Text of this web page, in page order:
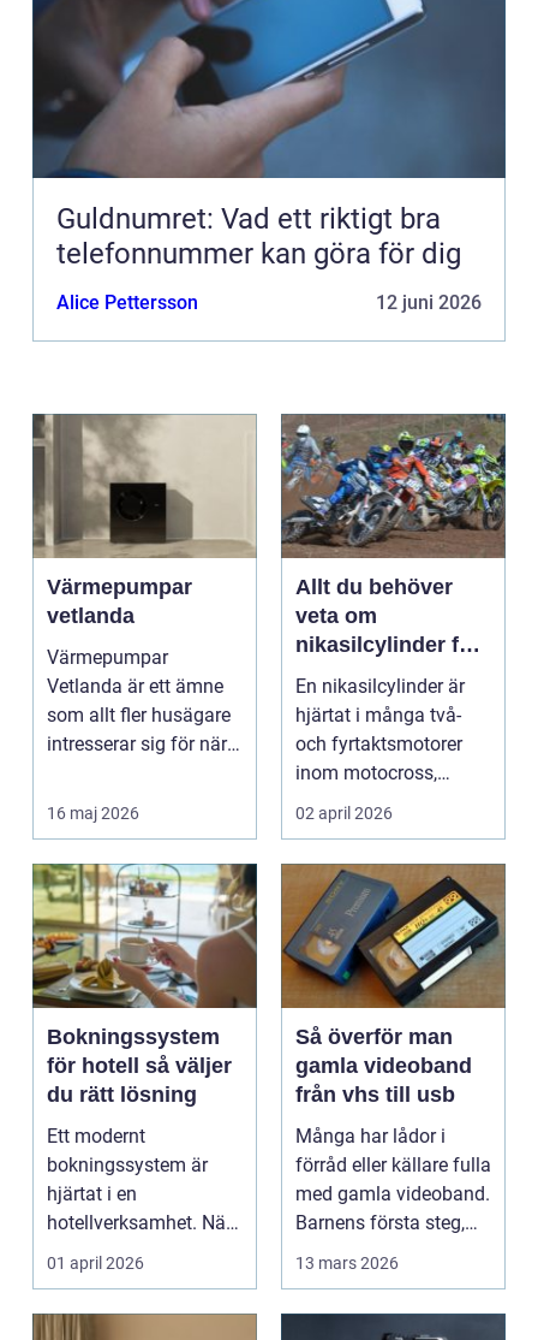
Guldnumret: Vad ett riktigt bra
telefonnummer kan göra för dig
Alice Pettersson 12 juni 2026
Värmepumpar
vetlanda
Värmepumpar
Vetlanda är ett ämne
som allt fler husägare
intresserar sig för när
16 maj 2026
Allt du behöver
veta om
nikasilcylinder för
motorcykel och
snöskoter
En nikasilcylinder är
hjärtat i många två-
och fyrtaktsmotorer
inom motocross,
enduro och
snöskoter....
02 april 2026
Bokningssystem
för hotell så väljer
du rätt lösning
Ett modernt
bokningssystem är
hjärtat i en
hotellverksamhet. När
bokningar,
incheckning,
betalningar...
01 april 2026
Så överför man
gamla videoband
från vhs till usb
Många har lådor i
förråd eller källare fulla
med gamla videoband.
Barnens första steg,
släktkalas, s...
13 mars 2026